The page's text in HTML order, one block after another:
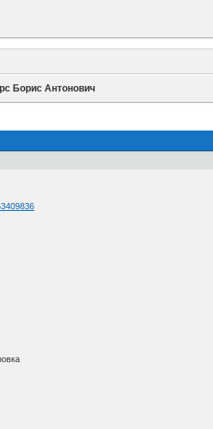
Борис Антонович